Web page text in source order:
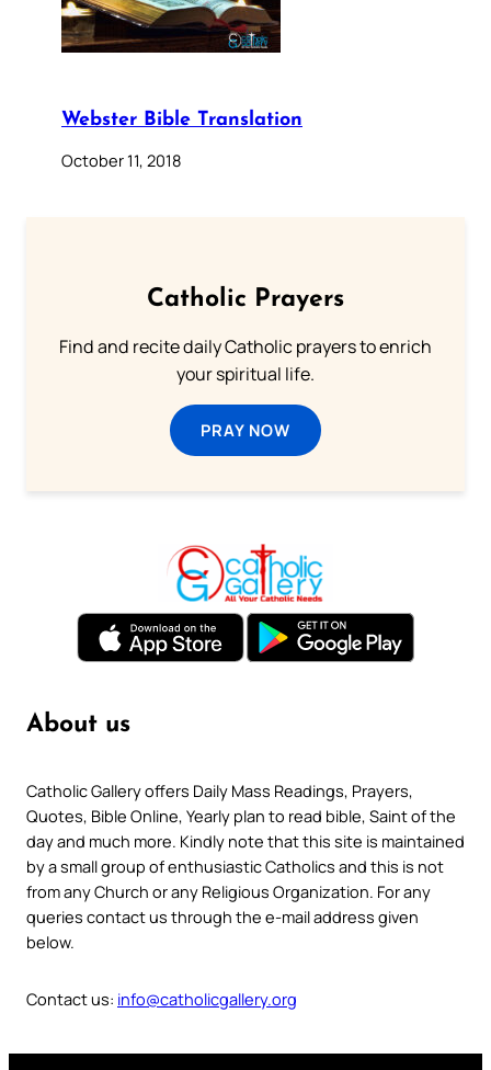
Webster Bible Translation
October 11, 2018
Catholic Prayers
Find and recite daily Catholic prayers to enrich
your spiritual life.
PRAY NOW
About us
Catholic Gallery offers Daily Mass Readings, Prayers,
Quotes, Bible Online, Yearly plan to read bible, Saint of the
day and much more. Kindly note that this site is maintained
by a small group of enthusiastic Catholics and this is not
from any Church or any Religious Organization. For any
queries contact us through the e-mail address given
below.
Contact us: info@catholicgallery.org